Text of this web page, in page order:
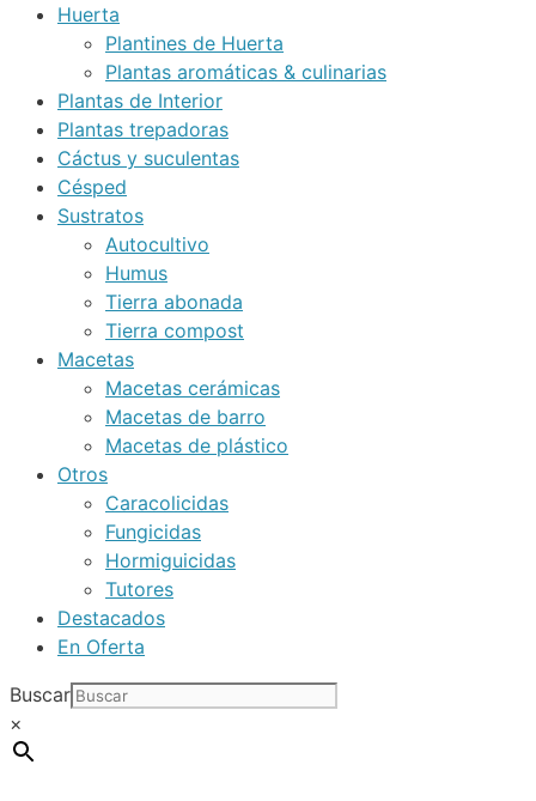
Huerta
Plantines de Huerta
Plantas aromáticas & culinarias
Plantas de Interior
Plantas trepadoras
Cáctus y suculentas
Césped
Sustratos
Autocultivo
Humus
Tierra abonada
Tierra compost
Macetas
Macetas cerámicas
Macetas de barro
Macetas de plástico
Otros
Caracolicidas
Fungicidas
Hormiguicidas
Tutores
Destacados
En Oferta
Buscar
×